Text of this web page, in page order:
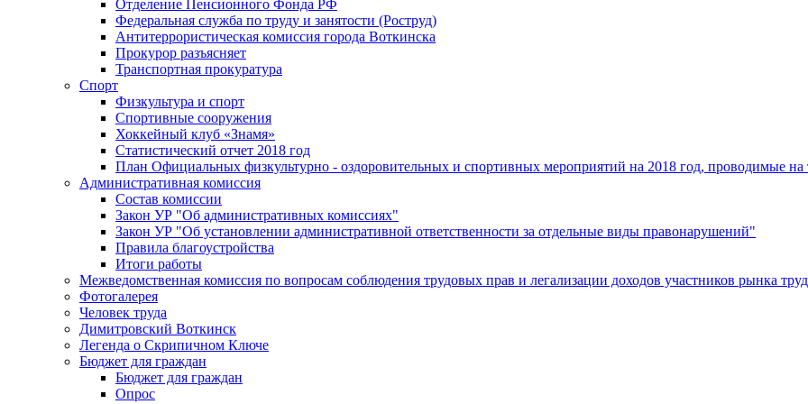
Отделение Пенсионного Фонда РФ
Федеральная служба по труду и занятости (Роструд)
Антитеррористическая комиссия города Воткинска
Прокурор разъясняет
Транспортная прокуратура
Спорт
Физкультура и спорт
Спортивные сооружения
Хоккейный клуб «Знамя»
Статистический отчет 2018 год
План Официальных физкультурно - оздоровительных и спортивных мероприятий на 2018 год, проводимые
Административная комиссия
Состав комиссии
Закон УР "Об административных комиссиях"
Закон УР "Об установлении административной ответственности за отдельные виды правонарушений"
Правила благоустройства
Итоги работы
Межведомственная комиссия по вопросам соблюдения трудовых прав и легализации доходов участников рынка
Фотогалерея
Человек труда
Димитровский Воткинск
Легенда о Скрипичном Ключе
Бюджет для граждан
Бюджет для граждан
Опрос